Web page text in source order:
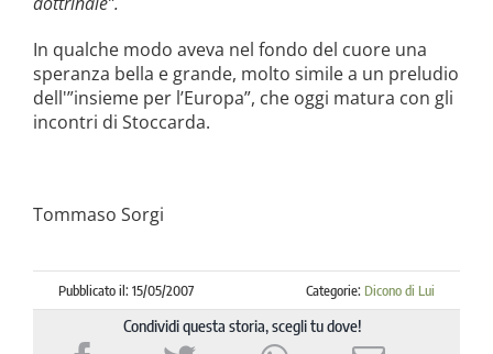
In qualche modo aveva nel fondo del cuore una
speranza bella e grande, molto simile a un preludio
dell'”insieme per l’Europa”, che oggi matura con gli
incontri di Stoccarda.
Tommaso Sorgi
Pubblicato il: 15/05/2007 Categorie: Dicono di Lui
Condividi questa storia, scegli tu dove!